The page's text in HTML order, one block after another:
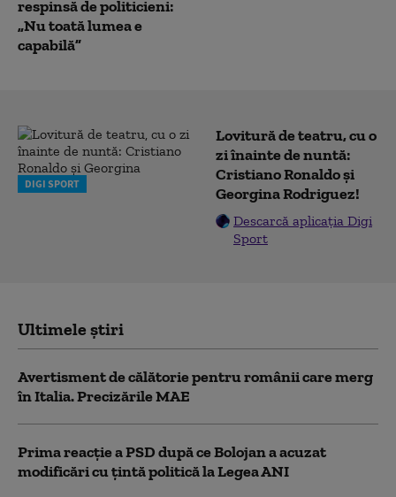
respinsă de politicieni:
„Nu toată lumea e
capabilă”
DIGI SPORT
Lovitură de teatru, cu o
zi înainte de nuntă:
Cristiano Ronaldo și
Georgina Rodriguez!
Descarcă aplicația Digi
Sport
Ultimele știri
Avertisment de călătorie pentru românii care merg
în Italia. Precizările MAE
Prima reacție a PSD după ce Bolojan a acuzat
modificări cu țintă politică la Legea ANI